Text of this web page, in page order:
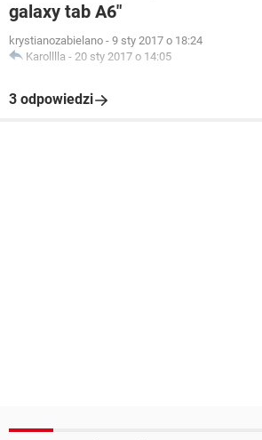
galaxy tab A6"
krystianozabielano - 9 sty 2017 o 18:24
Karolllla - 20 sty 2017 o 14:05
3 odpowiedzi